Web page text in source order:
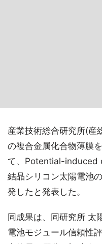
産業技術総合研究所(産
の複合金属化合物薄膜
て、Potential-induced
結晶シリコン太陽電池
発したと発表した。
同成果は、同研究所 太
電池モジュール信頼性